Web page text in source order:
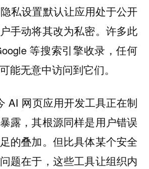
私设置默认让应用处于公开
手动将其改为私密。许多此
等搜索引擎收录，任何
能无意中访问到它们。
AI 网页应用开发工具正在制
露，其根源同样是用户错误
的叠加。但比具体某个安全
题在于，这些工具让组织内